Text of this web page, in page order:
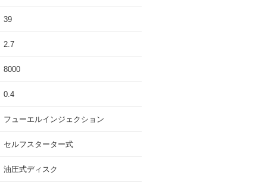
39
2.7
8000
0.4
フューエルインジェクション
セルフスターター式
油圧式ディスク